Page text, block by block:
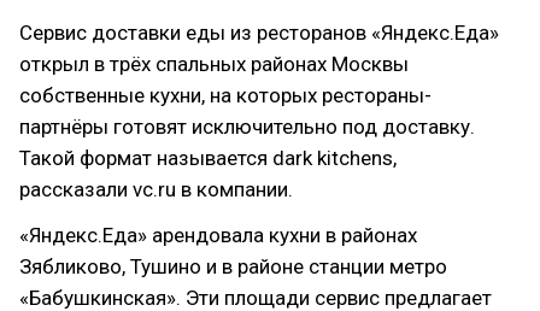
Сервис доставки еды из ресторанов «Яндекс.Еда»
открыл в трёх спальных районах Москвы
собственные кухни, на которых рестораны-
партнёры готовят исключительно под доставку.
Такой формат называется dark kitchens,
рассказали vc.ru в компании.
«Яндекс.Еда» арендовала кухни в районах
Зябликово, Тушино и в районе станции метро
«Бабушкинская». Эти площади сервис предлагает